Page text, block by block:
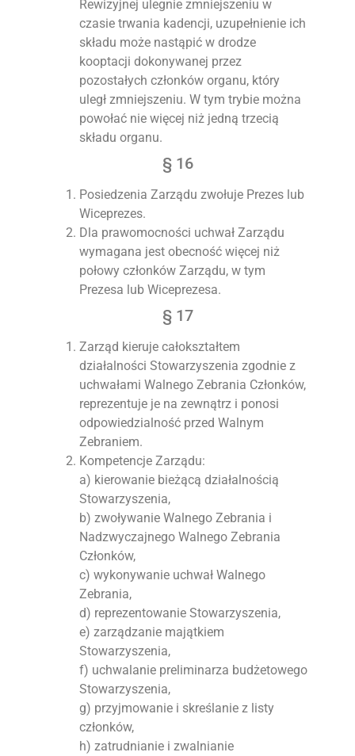
Rewizyjnej ulegnie zmniejszeniu w
czasie trwania kadencji, uzupełnienie ich
składu może nastąpić w drodze
kooptacji dokonywanej przez
pozostałych członków organu, który
uległ zmniejszeniu. W tym trybie można
powołać nie więcej niż jedną trzecią
składu organu.
§ 16
Posiedzenia Zarządu zwołuje Prezes lub
Wiceprezes.
Dla prawomocności uchwał Zarządu
wymagana jest obecność więcej niż
połowy członków Zarządu, w tym
Prezesa lub Wiceprezesa.
§ 17
Zarząd kieruje całokształtem
działalności Stowarzyszenia zgodnie z
uchwałami Walnego Zebrania Członków,
reprezentuje je na zewnątrz i ponosi
odpowiedzialność przed Walnym
Zebraniem.
Kompetencje Zarządu:
a) kierowanie bieżącą działalnością
Stowarzyszenia,
b) zwoływanie Walnego Zebrania i
Nadzwyczajnego Walnego Zebrania
Członków,
c) wykonywanie uchwał Walnego
Zebrania,
d) reprezentowanie Stowarzyszenia,
e) zarządzanie majątkiem
Stowarzyszenia,
f) uchwalanie preliminarza budżetowego
Stowarzyszenia,
g) przyjmowanie i skreślanie z listy
członków,
h) zatrudnianie i zwalnianie